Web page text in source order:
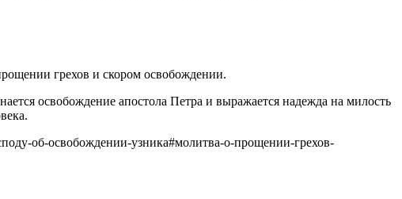
грехов и скором освобождении.
освобождение апостола Петра и выражается надежда на милость
об-освобождении-узника#молитва-о-прощении-грехов-